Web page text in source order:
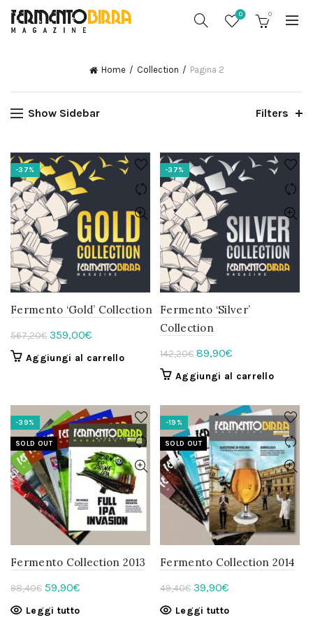
0 0
Home Collection Pagina 2
Show Sidebar Filters
-37%
Fermento ‘Gold’ Collection
567,20€ Il
prezzo
567,20€.
359,00€
prezzo
359,00€.
Aggiungi al carrello
-37%
Fermento ‘Silver’
Collection
142,20€ Il
prezzo
era:
142,20€.
89,90€
prezzo
è:
89,90€.
Aggiungi al carrello
-39%
SOLD OUT
Fermento Collection 2013
98,40€ Il
prezzo
59,90€
Leggi tutto
-19%
SOLD OUT
Fermento Collection 2014
49,40€ Il
prezzo
39,90€
Leggi tutto